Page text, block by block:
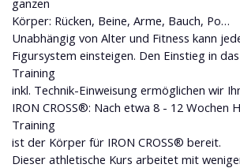
ganzen
Körper: Rücken, Beine, Arme, Bauch, Po…
Unabhängig von Alter und Fitness kann
Figursystem einsteigen. Den Einstieg in
Training
inkl. Technik-Einweisung ermöglichen wir
IRON CROSS®: Nach etwa 8 - 12 Wochen
Training
ist der Körper für IRON CROSS® bereit.
Dieser athletische Kurs arbeitet mit